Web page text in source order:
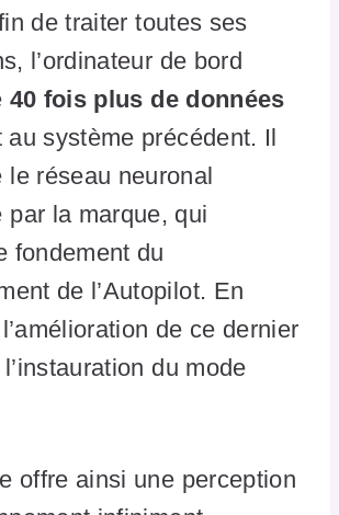
de traiter toutes ses
l’ordinateur de bord
40 fois plus de données
au système précédent. Il
le réseau neuronal
par la marque, qui
fondement du
de l’Autopilot. En
de ce dernier
du mode
offre ainsi une perception